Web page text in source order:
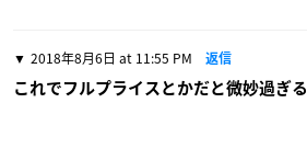
2018年8月6日 at 11:55 PM 返信
これでフルプライスとかだと微妙過ぎる